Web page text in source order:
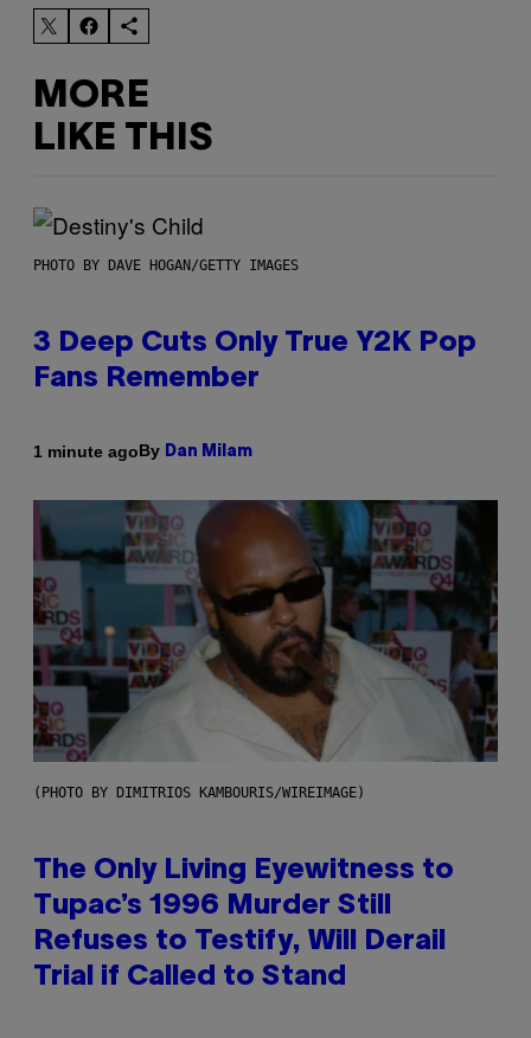
MORE
LIKE THIS
PHOTO BY DAVE HOGAN/GETTY IMAGES
3 Deep Cuts Only True Y2K Pop
Fans Remember
1 minute agoBy Dan Milam
(PHOTO BY DIMITRIOS KAMBOURIS/WIREIMAGE)
The Only Living Eyewitness to
Tupac’s 1996 Murder Still
Refuses to Testify, Will Derail
Trial if Called to Stand